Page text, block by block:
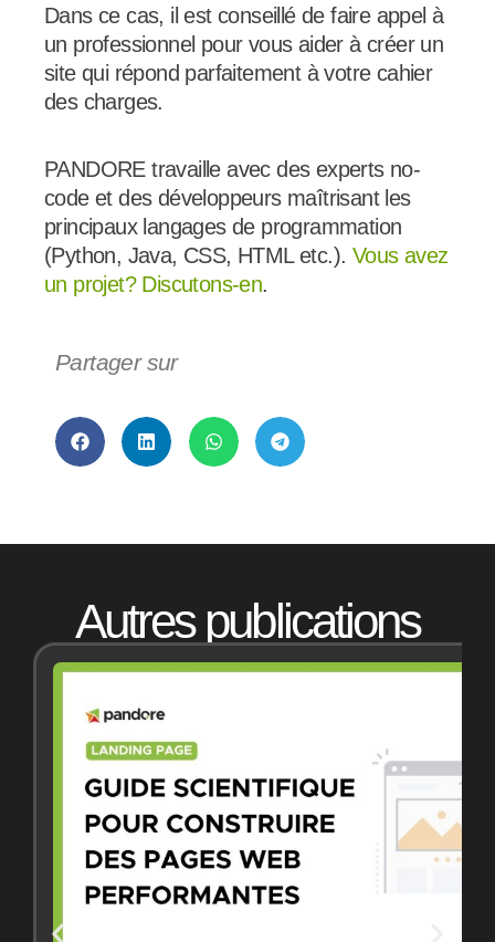
Dans ce cas, il est conseillé de faire appel à
un professionnel pour vous aider à créer un
site qui répond parfaitement à votre cahier
des charges.
PANDORE travaille avec des experts no-
code et des développeurs maîtrisant les
principaux langages de programmation
(Python, Java, CSS, HTML etc.). Vous avez
un projet? Discutons-en.
Partager sur
Autres publications